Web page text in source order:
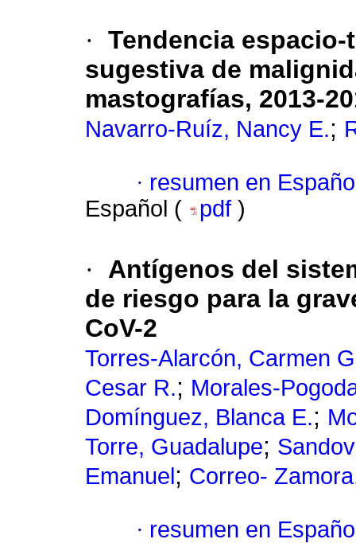
· Tendencia
sugestiva de
mastografías, 2013-
Navarro-Ruíz, Nancy E.;
· resumen en
Español (
pdf )
·
Antígenos del
de riesgo para la
CoV-2
Torres-Alarcón, Carmen
Cesar R.; Morales-
Domínguez, Blanca E.;
Torre, Guadalupe;
Emanuel ; Correo-
· resumen en